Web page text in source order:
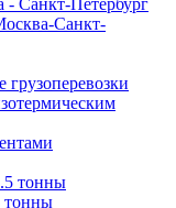
Санкт-Петербург
Санкт-
тонны
тонны